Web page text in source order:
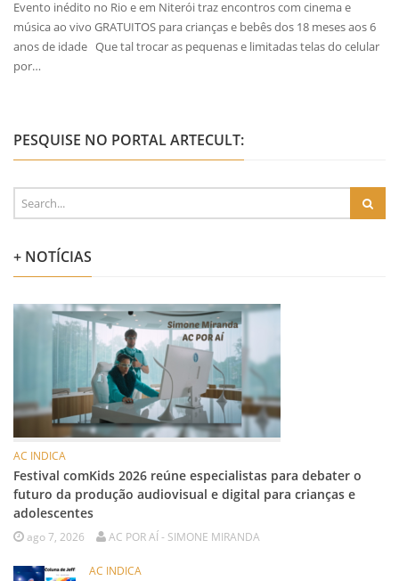
Evento inédito no Rio e em Niterói traz encontros com cinema e
música ao vivo GRATUITOS para crianças e bebês dos 18 meses aos 6
anos de idade Que tal trocar as pequenas e limitadas telas do celular
por…
PESQUISE NO PORTAL ARTECULT:
+ NOTÍCIAS
AC INDICA
Festival comKids 2026 reúne especialistas para debater o
futuro da produção audiovisual e digital para crianças e
adolescentes
ago 7, 2026 AC POR AÍ - SIMONE MIRANDA
AC INDICA